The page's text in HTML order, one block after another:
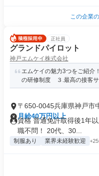
この企業
正社員
グランドパイロット
神戸エムケイ株式会社
エムケイの魅力3つをご紹
の研修制度 ３.最高の接客
〒650-0045兵庫県神戸市
月給40万円以上
資格 普通免許取得後1年
職不問！ 20代、30...
制服あり 業界未経験歓迎